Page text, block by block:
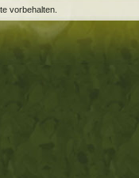
vorbehalten.